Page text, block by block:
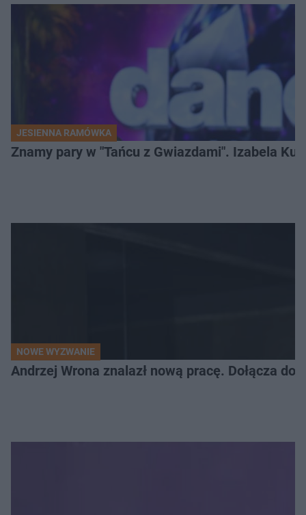
JESIENNA RAMÓWKA
Znamy pary w "Tańcu z Gwiazdami". Izabela
NOWE WYZWANIE
Andrzej Wrona znalazł nową pracę. Dołącza do